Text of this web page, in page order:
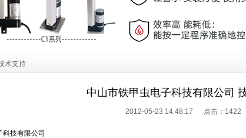
术支持
中山市铁甲虫电子科技有限公司
2012-05-23 14:48:17 点击： 1422
技有限公司